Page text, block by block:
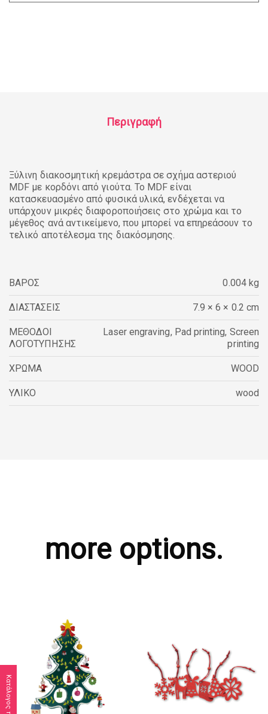
Περιγραφή
Ξύλινη διακοσμητική κρεμάστρα σε σχήμα αστεριού
MDF με κορδόνι από γιούτα. Το MDF είναι
κατασκευασμένο από φυσικά υλικά, ενδέχεται να
υπάρχουν μικρές διαφοροποιήσεις στο χρώμα και το
μέγεθος ανά αντικείμενο, που μπορεί να επηρεάσουν το
τελικό αποτέλεσμα της διακόσμησης.
ΒΑΡΟΣ 0.004 kg
ΔΙΑΣΤΑΣΕΙΣ 7.9 × 6 × 0.2 cm
ΜΕΘΟΔΟΙ
ΛΟΓΟΤΥΠΗΣΗΣ
Laser engraving, Pad printing, Screen
printing
ΧΡΩΜΑ WOOD
ΥΛΙΚΟ wood
more options.